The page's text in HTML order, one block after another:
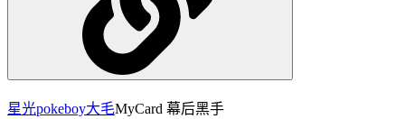
星光pokeboy大毛MyCard 幕后黑手